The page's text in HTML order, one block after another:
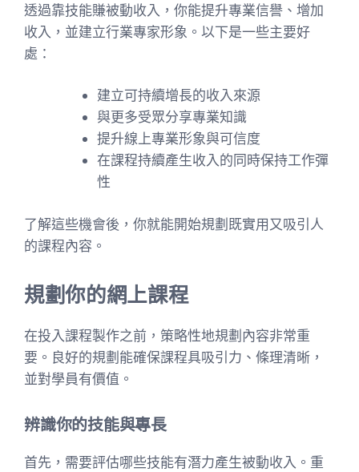
透過靠技能賺被動收入，你能提升專業信譽、增加
收入，並建立行業專家形象。以下是一些主要好
處：
建立可持續增長的收入來源
與更多受眾分享專業知識
提升線上專業形象與可信度
在課程持續產生收入的同時保持工作彈
性
了解這些機會後，你就能開始規劃既實用又吸引人
的課程內容。
規劃你的網上課程
在投入課程製作之前，策略性地規劃內容非常重
要。良好的規劃能確保課程具吸引力、條理清晰，
並對學員有價值。
辨識你的技能與專長
首先，需要評估哪些技能有潛力產生被動收入。重